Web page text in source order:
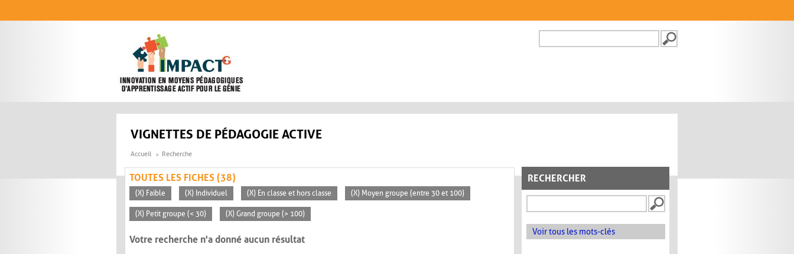
FORMULAIRE DE
VIGNETTES DE PÉDAGOGIE ACTIVE
Accueil Recherche
RECHERCHER
Voir tous les mots-clés
TOUTES LES FICHES (38)
(X) Faible (X) Individuel (X) En classe et hors classe (X) Moyen groupe (entre 30 et 100)
(X) Petit groupe (< 30) (X) Grand groupe (> 100)
Votre recherche n'a donné aucun résultat